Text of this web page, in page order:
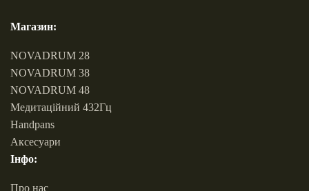
Магазин:
NOVADRUM 28
NOVADRUM 38
NOVADRUM 48
Медитаційний 432Гц
Handpans
Аксесуари
Інфо:
Про нас